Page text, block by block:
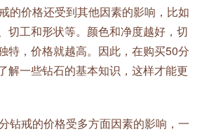
价格还受到其他因素的影响，比如
切工和形状等。颜色和净度越好，切
特，价格就越高。因此，在购买50分
解一些钻石的基本知识，这样才能更
戒的价格受多方面因素的影响，一